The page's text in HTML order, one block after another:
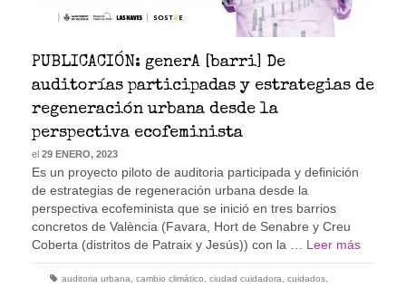
PUBLICACIÓN: generA [barri] De
auditorías participadas y estrategias de
regeneración urbana desde la
perspectiva ecofeminista
el 29 ENERO, 2023
Es un proyecto piloto de auditoria participada y definición
de estrategias de regeneración urbana desde la
perspectiva ecofeminista que se inició en tres barrios
concretos de València (Favara, Hort de Senabre y Creu
Coberta (distritos de Patraix y Jesús)) con la … Leer más
auditoria urbana cambio climático ciudad cuidadora cuidados